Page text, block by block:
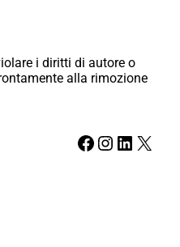
i diritti di autore o
alla rimozione
Facebook Instagram LinkedIn X